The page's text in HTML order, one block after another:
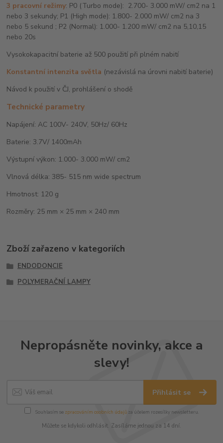
3 pracovní režimy: P0 (Turbo mode): 2.700- 3.000 mW/ cm2 na 1
nebo 3 sekundy; P1 (High mode): 1.800- 2.000 mW/ cm2 na 3
nebo 5 sekund ; P2 (Normal): 1.000- 1.200 mW/ cm2 na 5,10,15
nebo 20s
Vysokokapacitní baterie až 500 použití při plném nabití
Konstantní intenzita světla (nezávislá na úrovni nabití baterie)
Návod k použití v ČJ, prohlášení o shodě
Technické parametry
Napájení: AC 100V- 240V, 50Hz/ 60Hz
Baterie: 3.7V/ 1400mAh
Výstupní výkon: 1.000- 3.000 mW/ cm2
Vlnová délka: 385- 515 nm wide spectrum
Hmotnost: 120 g
Rozměry: 25 mm × 25 mm × 240 mm
Zboží zařazeno v kategoriích
ENDODONCIE
POLYMERAČNÍ LAMPY
Nepropásněte novinky, akce a
slevy!
Přihlásit se
Souhlasím se zpracováním osobních údajůza účelem rozesílky newsletteru.
Můžete se kdykoli odhlásit. Zasíláme jednou za 14 dní.